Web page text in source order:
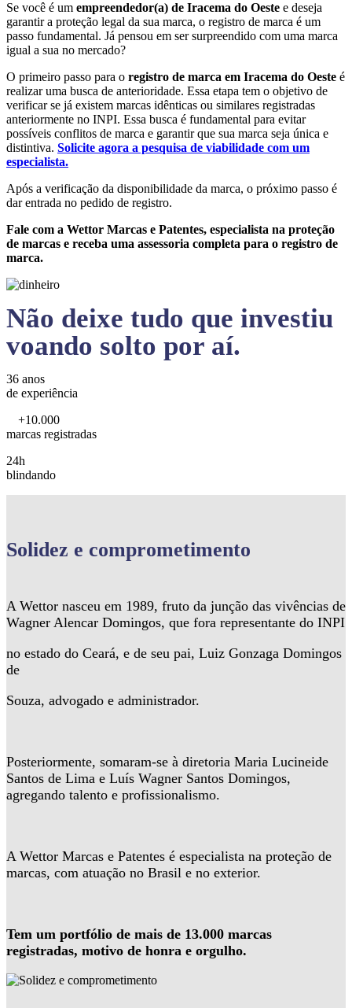
Se você é um empreendedor(a) de Iracema do Oeste e deseja
garantir a proteção legal da sua marca, o registro de marca é um
passo fundamental. Já pensou em ser surpreendido com uma marca
igual a sua no mercado?
O primeiro passo para o registro de marca em Iracema do Oeste é
realizar uma busca de anterioridade. Essa etapa tem o objetivo de
verificar se já existem marcas idênticas ou similares registradas
anteriormente no INPI. Essa busca é fundamental para evitar
possíveis conflitos de marca e garantir que sua marca seja única e
distintiva. Solicite agora a pesquisa de viabilidade com um
especialista.
Após a verificação da disponibilidade da marca, o próximo passo é
dar entrada no pedido de registro.
Fale com a Wettor Marcas e Patentes, especialista na proteção
de marcas e receba uma assessoria completa para o registro de
marca.
Não deixe tudo que investiu
voando solto por aí.
36 anos
de experiência
+10.000
marcas registradas
24h
blindando
Solidez e comprometimento
A Wettor nasceu em 1989, fruto da junção das vivências de
Wagner Alencar Domingos, que fora representante do INPI
no estado do Ceará, e de seu pai, Luiz Gonzaga Domingos
de
Souza, advogado e administrador.
Posteriormente, somaram-se à diretoria Maria Lucineide
Santos de Lima e Luís Wagner Santos Domingos,
agregando talento e profissionalismo.
A Wettor Marcas e Patentes é especialista na proteção de
marcas, com atuação no Brasil e no exterior.
Tem um portfólio de mais de 13.000 marcas
registradas, motivo de honra e orgulho.